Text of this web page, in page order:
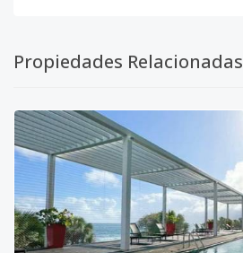
Propiedades Relacionadas